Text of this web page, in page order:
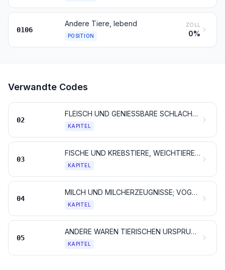
0106
Andere Tiere, lebend
POSITION
ZOLL
0%
Verwandte Codes
02
FLEISCH UND GENIESSBARE SCHLACHTNEBENERZEUGNISSE
KAPITEL
03
FISCHE UND KREBSTIERE, WEICHTIERE UND ANDERE WIRBELLOSE WASSERTIERE
KAPITEL
04
MILCH UND MILCHERZEUGNISSE; VOGELEIER; NATÜRLICHER HONIG; GENIESSBARE WAREN TIERISCHEN URSPRUNGS, ANDERWEIT WEDER GENANNT NOCH INBEGRIFFEN
KAPITEL
05
ANDERE WAREN TIERISCHEN URSPRUNGS, ANDERWEIT WEDER GENANNT NOCH INBEGRIFFEN
KAPITEL